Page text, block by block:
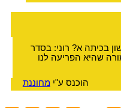
בכיתה א? רוני: בסדר
שהיא הפריעה לנו
הוכנס ע"ימחוננת